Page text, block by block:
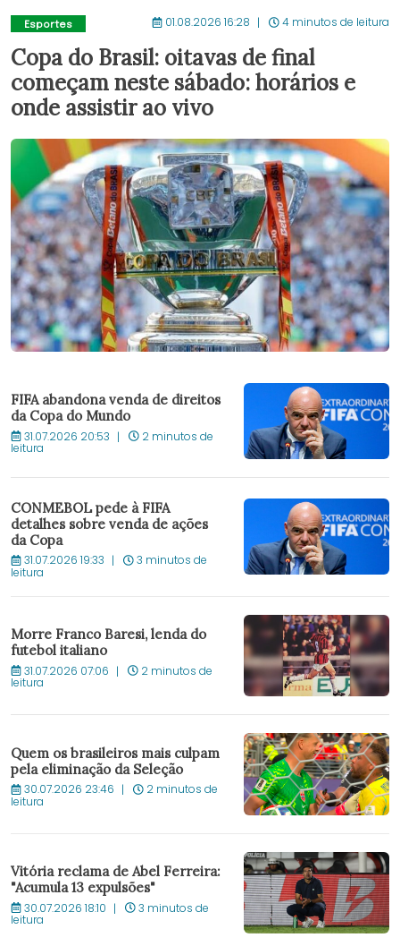
Esportes 01.08.2026 16:28 4 minutos de leitura
Copa do Brasil: oitavas de final
começam neste sábado: horários e
onde assistir ao vivo
FIFA abandona venda de direitos
da Copa do Mundo
31.07.2026 20:53 2 minutos de
leitura
CONMEBOL pede à FIFA
detalhes sobre venda de ações
da Copa
31.07.2026 19:33 3 minutos de
leitura
Morre Franco Baresi, lenda do
futebol italiano
31.07.2026 07:06 2 minutos de
leitura
Quem os brasileiros mais culpam
pela eliminação da Seleção
30.07.2026 23:46 2 minutos de
leitura
Vitória reclama de Abel Ferreira:
"Acumula 13 expulsões"
30.07.2026 18:10 3 minutos de
leitura